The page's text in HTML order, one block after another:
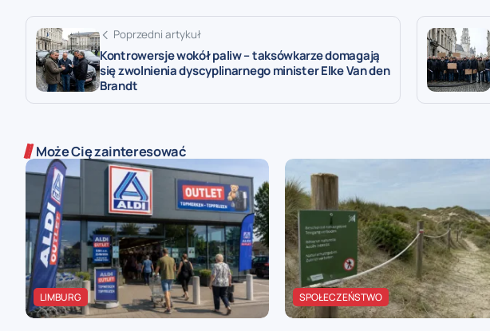
Poprzedni artykuł
Kontrowersje wokół paliw – taksówkarze domagają
się zwolnienia dyscyplinarnego minister Elke Van den
Brandt
Może Cię zainteresować
LIMBURG SPOŁECZEŃSTWO